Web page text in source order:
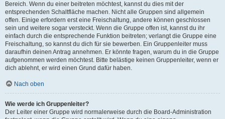
Bereich. Wenn du einer beitreten möchtest, kannst du dies mit der
entsprechenden Schaltfläche machen. Nicht alle Gruppen sind allgemein
offen. Einige erfordern erst eine Freischaltung, andere können geschlossen
sein und weitere sogar versteckt. Wenn die Gruppe offen ist, kannst du ihr
einfach durch die entsprechende Funktion beitreten; verlangt die Gruppe eine
Freischaltung, so kannst du dich für sie bewerben. Ein Gruppenleiter muss
daraufhin deinen Antrag annehmen. Er könnte fragen, warum du in die Gruppe
aufgenommen werden möchtest. Bitte belästige keinen Gruppenleiter, wenn er
dich ablehnt, er wird einen Grund dafür haben.
Nach oben
Wie werde ich Gruppenleiter?
Der Leiter einer Gruppe wird normalerweise durch die Board-Administration